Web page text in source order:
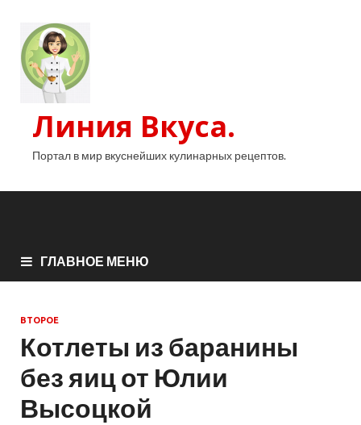
Линия Вкуса.
Портал в мир вкуснейших кулинарных рецептов.
ГЛАВНОЕ МЕНЮ
ВТОРОЕ
Котлеты из баранины
без яиц от Юлии
Высоцкой